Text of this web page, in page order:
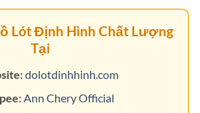
Lót Định Hình Chất Lượng
Tại
dolotdinhhinh.com
Ann Chery Official